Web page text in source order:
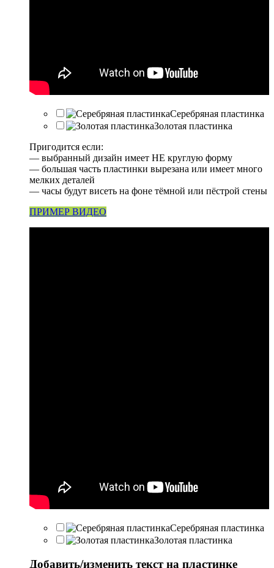
Серебряная пластинка
Золотая пластинка
Пригодится если:
— выбранный дизайн имеет НЕ круглую форму
— большая часть пластинки вырезана или имеет много
мелких деталей
— часы будут висеть на фоне тёмной или пёстрой стены
ПРИМЕР ВИДЕО
Серебряная пластинка
Золотая пластинка
Добавить/изменить текст на пластинке